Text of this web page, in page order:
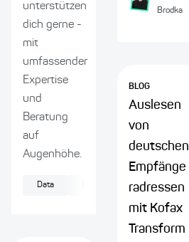
unterstützen
dich gerne -
mit
umfassender
Expertise
und
Beratung
auf
Augenhöhe.
Data Künstliche Intelligenz
Brodka
BLOG
Auslesen
von
deutschen
Empfänge
radressen
mit Kofax
Transform